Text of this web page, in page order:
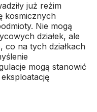
już reżim
kosmicznych
Nie mogą
działek, ale
co na tych działkach
mogą stanowić